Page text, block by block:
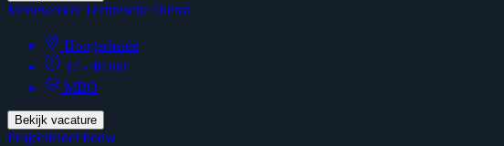
Medewerker Technische Dienst
Hoogerheide
32 - 40 uur
MBO
Bekijk vacature
Projectleider bouw